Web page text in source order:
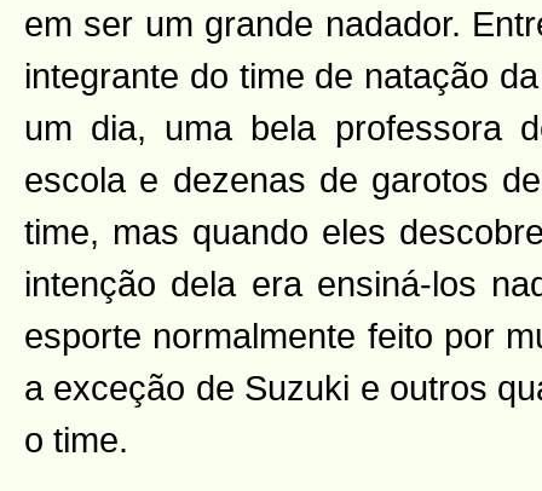
em ser um grande nadador.
integrante do time de natação
um dia, uma bela professora
escola e dezenas de garotos
time, mas quando eles
intenção dela era ensiná-los
esporte normalmente feito por
a exceção de Suzuki e outros
o time.